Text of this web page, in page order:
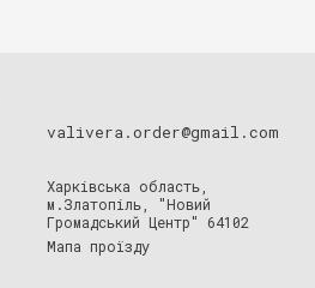
valivera.order@gmail.com
Харківська область,
м.Златопіль, "Новий
Громадський Центр" 64102
Мапа проїзду